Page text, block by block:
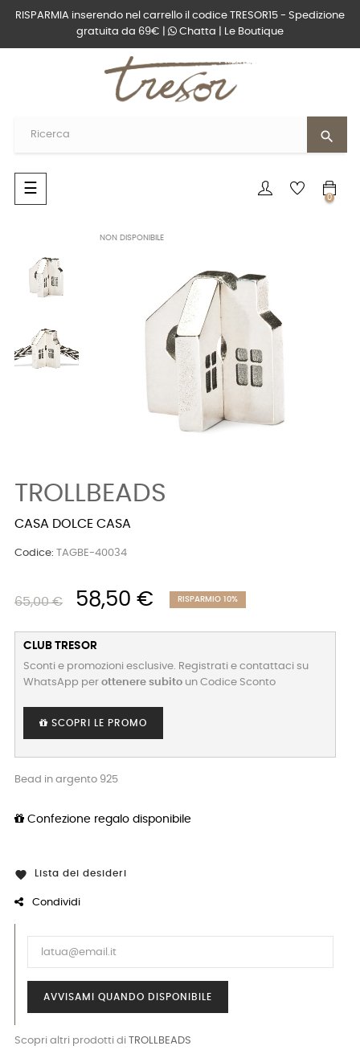
RISPARMIA inserendo nel carrello il codice TRESOR15 - Spedizione
gratuita da 69€ |
Chatta Le Boutique
search
navigazione
Toggle
☰
0
NON DISPONIBILE
TROLLBEADS
CASA DOLCE CASA
Codice: TAGBE-40034
65,00 € 58,50 € RISPARMIO 10%
CLUB TRESOR
Sconti e promozioni esclusive. Registrati e contattaci su
WhatsApp per ottenere subito un Codice Sconto
SCOPRI LE PROMO
Bead in argento 925
Confezione regalo disponibile
 Lista dei desideri
Condividi
AVVISAMI QUANDO DISPONIBILE
Scopri altri prodotti di TROLLBEADS